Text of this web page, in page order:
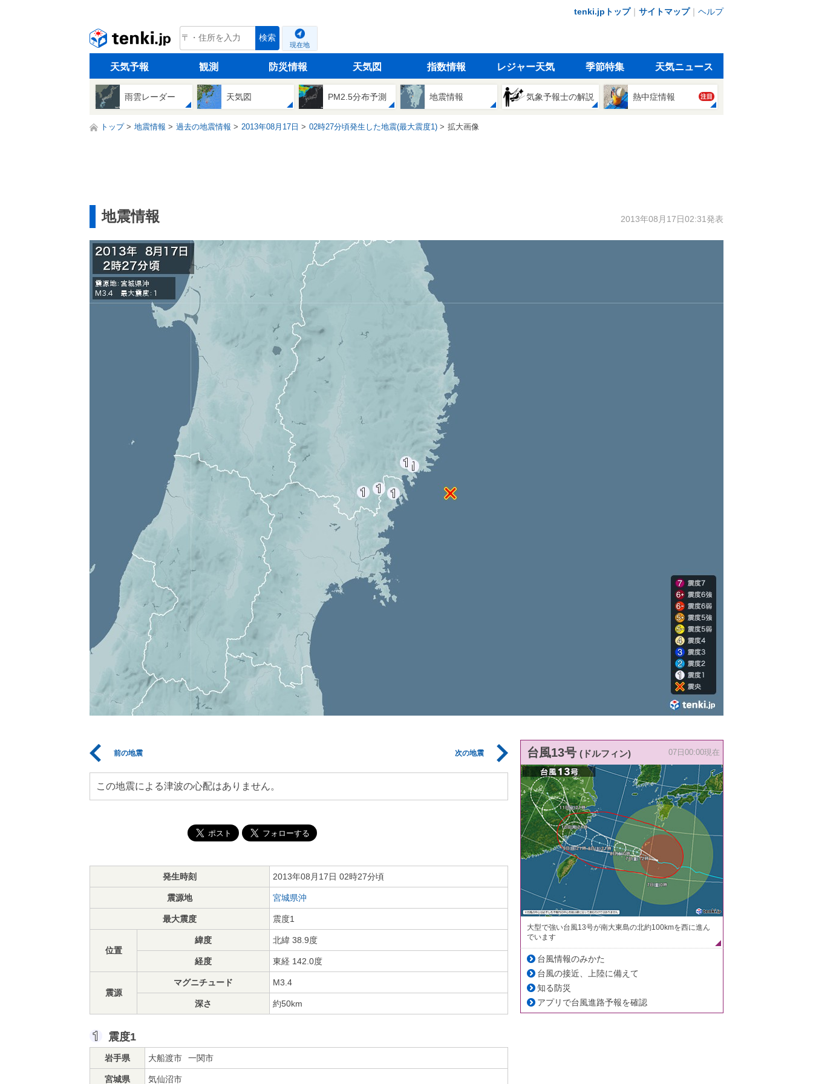
tenki.jpトップ｜ サイトマップ｜ ヘルプ
tenki.jp 検索
現在地
天気予報 観測 防災情報 天気図 指数情報 レジャー天気 季節特集 天気ニュース
雨雲レーダー 天気図 PM2.5分布予測 地震情報 気象予報士の解説 熱中症情報 注目
トップ 地震情報 過去の地震情報 2013年08月17日 02時27分頃発生した地震(最大震度1) 拡大画像
地震情報 2013年08月17日02:31発表
前の地震 次の地震
この地震による津波の心配はありません。
発生時刻 2013年08月17日 02時27分頃
震源地 宮城県沖
最大震度 震度1
位置
緯度 北緯 38.9度
経度 東経 142.0度
震源
マグニチュード M3.4
深さ 約50km
震度1
岩手県 大船渡市 一関市
宮城県 気仙沼市
台風13号 (ドルフィン) 07日00:00現在
大型で強い台風13号が南大東島の北約100kmを西に進ん
でいます
台風情報のみかた
台風の接近、上陸に備えて
知る防災
アプリで台風進路予報を確認